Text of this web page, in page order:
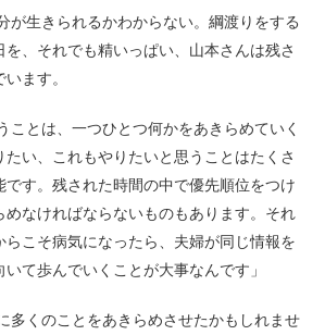
生きられるかわからない。綱渡りをする
、それでも精いっぱい、山本さんは残さ
ます。
とは、一つひとつ何かをあきらめていく
い、これもやりたいと思うことはたくさ
す。残された時間の中で優先順位をつけ
めなければならないものもあります。それ
こそ病気になったら、夫婦が同じ情報を
て歩んでいくことが大事なんです」
くのことをあきらめさせたかもしれませ